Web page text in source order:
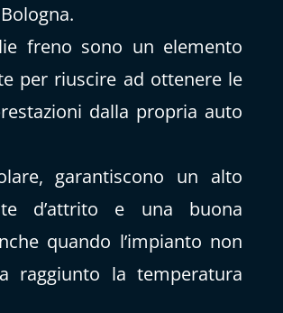
freno sono un elemento
per riuscire ad ottenere le
dalla propria auto
garantiscono un alto
d’attrito e una buona
quando l’impianto non
raggiunto la temperatura